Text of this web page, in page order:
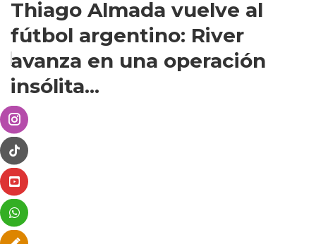
Thiago Almada vuelve al
fútbol argentino: River
avanza en una operación
insólita...